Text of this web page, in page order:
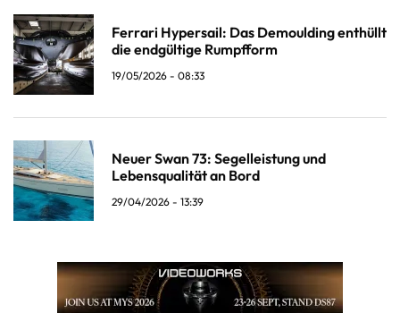
Ferrari Hypersail: Das Demoulding enthüllt
die endgültige Rumpfform
19/05/2026 - 08:33
Neuer Swan 73: Segelleistung und
Lebensqualität an Bord
29/04/2026 - 13:39